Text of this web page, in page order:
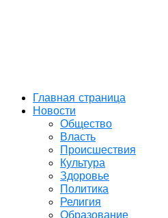
Главная страница
Новости
Общество
Власть
Происшествия
Культура
Здоровье
Политика
Религия
Образование